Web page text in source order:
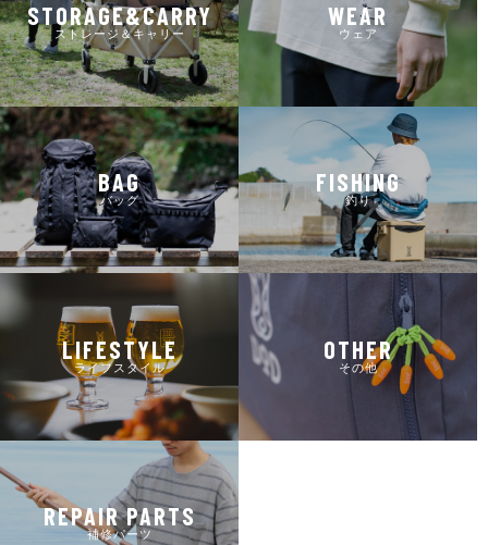
STORAGE&CARRY
ストレージ＆キャリー
WEAR
ウェア
BAG
バッグ
FISHING
釣り
LIFESTYLE
ライフスタイル
OTHER
その他
REPAIR PARTS
補修パーツ